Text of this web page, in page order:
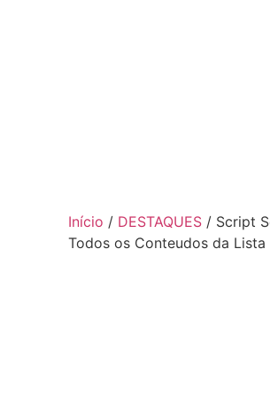
Início / DESTAQUES / Script
Todos os Conteudos da Lista